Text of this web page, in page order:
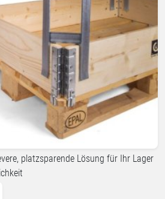
platzsparende Lösung für Ihr Lager